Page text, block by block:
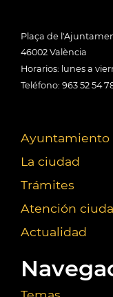
Plaça de
46002 València
Horarios: lunes a
Teléfono: 963 52 54
Ayuntamiento
La ciudad
Trámites
Atención
Actualidad